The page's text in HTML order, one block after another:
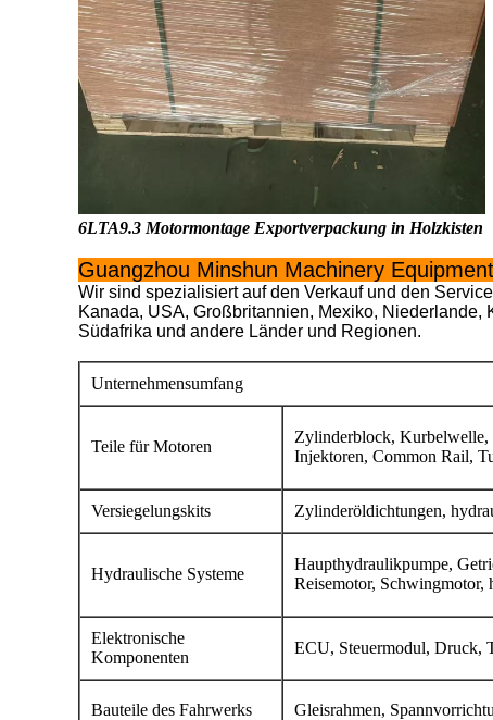
6LTA9.3 Motormontage Exportverpackung in Holzkisten
Guangzhou Minshun Machinery
Wir sind spezialisiert auf den Verkauf und den
Kanada, USA, Großbritannien, Mexiko,
Südafrika und andere Länder und Regionen.
Unternehmensumfang
Teile für Motoren
Zylinderblock, Kurbelwelle,
Injektoren, Common Rail,
Versiegelungskits Zylinderöldichtungen,
Hydraulische Systeme
Haupthydraulikpumpe,
Reisemotor,
Elektronische
Komponenten
ECU, Steuermodul, Druck,
Bauteile des Fahrwerks Gleisrahmen,